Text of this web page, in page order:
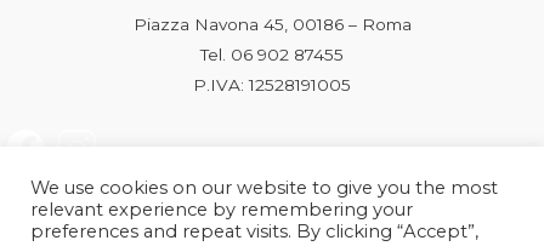
Piazza Navona 45, 00186 – Roma
Tel. 06 902 87455
P.IVA: 12528191005
We use cookies on our website to give you the most
relevant experience by remembering your
preferences and repeat visits. By clicking “Accept”,